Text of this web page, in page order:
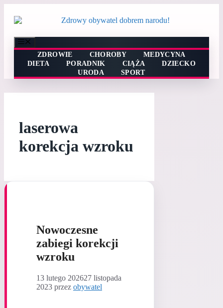
treści
ZDROWIE
CHOROBY
MEDYCYNA
DIETA
PORADNIK CIĄŻA
DZIECKO
URODA
SPORT
laserowa
korekcja wzroku
Nowoczesne
zabiegi korekcji
wzroku
13 lutego 202627 listopada
2023 przez obywatel